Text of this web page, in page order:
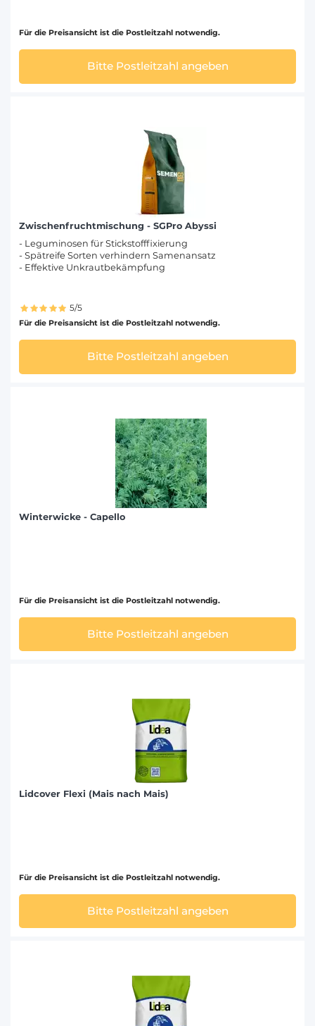
Für die Preisansicht ist die Postleitzahl notwendig.
Bitte Postleitzahl angeben
Zwischenfruchtmischung - SGPro Abyssi
- Leguminosen für Stickstofffixierung
- Spätreife Sorten verhindern Samenansatz
- Effektive Unkrautbekämpfung
5/5
Für die Preisansicht ist die Postleitzahl notwendig.
Bitte Postleitzahl angeben
Winterwicke - Capello
Für die Preisansicht ist die Postleitzahl notwendig.
Bitte Postleitzahl angeben
Lidcover Flexi (Mais nach Mais)
Für die Preisansicht ist die Postleitzahl notwendig.
Bitte Postleitzahl angeben